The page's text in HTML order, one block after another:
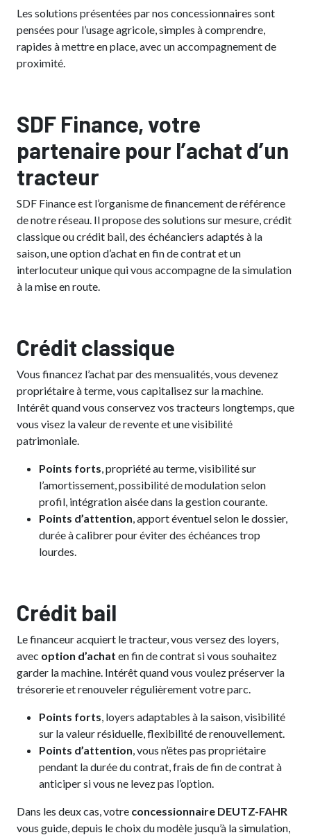
Les solutions présentées par nos concessionnaires sont
pensées pour l’usage agricole, simples à comprendre,
rapides à mettre en place, avec un accompagnement de
proximité.
SDF Finance, votre
partenaire pour l’achat d’un
tracteur
SDF Finance est l’organisme de financement de référence
de notre réseau. Il propose des solutions sur mesure, crédit
classique ou crédit bail, des échéanciers adaptés à la
saison, une option d’achat en fin de contrat et un
interlocuteur unique qui vous accompagne de la simulation
à la mise en route.
Crédit classique
Vous financez l’achat par des mensualités, vous devenez
propriétaire à terme, vous capitalisez sur la machine.
Intérêt quand vous conservez vos tracteurs longtemps, que
vous visez la valeur de revente et une visibilité
patrimoniale.
Points forts, propriété au terme, visibilité sur
l’amortissement, possibilité de modulation selon
profil, intégration aisée dans la gestion courante.
Points d’attention, apport éventuel selon le dossier,
durée à calibrer pour éviter des échéances trop
lourdes.
Crédit bail
Le financeur acquiert le tracteur, vous versez des loyers,
avec option d’achat en fin de contrat si vous souhaitez
garder la machine. Intérêt quand vous voulez préserver la
trésorerie et renouveler régulièrement votre parc.
Points forts, loyers adaptables à la saison, visibilité
sur la valeur résiduelle, flexibilité de renouvellement.
Points d’attention, vous n’êtes pas propriétaire
pendant la durée du contrat, frais de fin de contrat à
anticiper si vous ne levez pas l’option.
Dans les deux cas, votre concessionnaire DEUTZ-FAHR
vous guide, depuis le choix du modèle jusqu’à la simulation,